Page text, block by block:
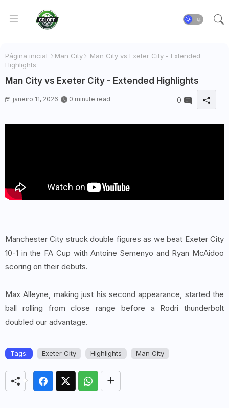
Página inicial Man City
Man City vs Exeter City - Extended
Highlights
Man City vs Exeter City - Extended Highlights
janeiro 11, 2026 0 minute read 0
Manchester City struck double figures as we beat Exeter City
10-1 in the FA Cup with Antoine Semenyo and Ryan McAidoo
scoring on their debuts.
Max Alleyne, making just his second appearance, started the
ball rolling from close range before a Rodri thunderbolt
doubled our advantage.
Tags: Exeter City Highlights Man City